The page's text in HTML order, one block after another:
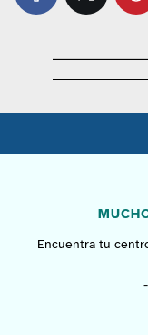
Encuentra tu